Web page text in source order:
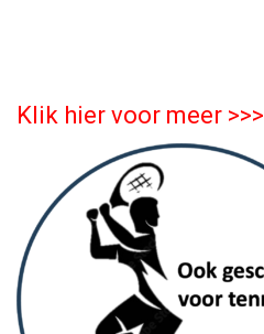
Klik hier voor meer >>>